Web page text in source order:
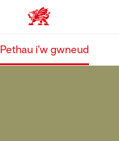
Croeso Cymru home
Pethau i'w gwneud